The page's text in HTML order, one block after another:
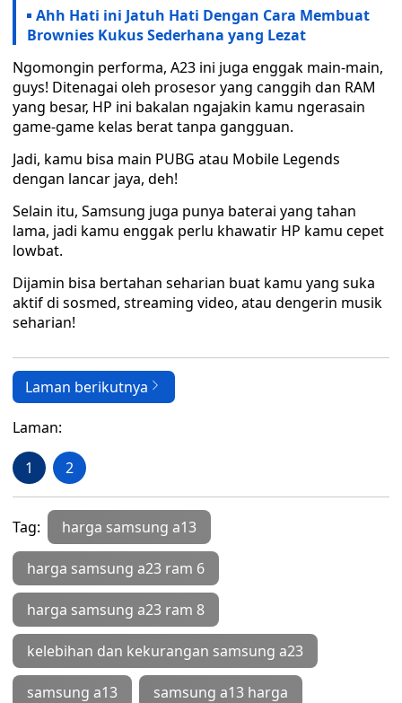
Ahh Hati ini Jatuh Hati Dengan Cara Membuat
Brownies Kukus Sederhana yang Lezat
Ngomongin performa, A23 ini juga enggak main-main,
guys! Ditenagai oleh prosesor yang canggih dan RAM
yang besar, HP ini bakalan ngajakin kamu ngerasain
game-game kelas berat tanpa gangguan.
Jadi, kamu bisa main PUBG atau Mobile Legends
dengan lancar jaya, deh!
Selain itu, Samsung juga punya baterai yang tahan
lama, jadi kamu enggak perlu khawatir HP kamu cepet
lowbat.
Dijamin bisa bertahan seharian buat kamu yang suka
aktif di sosmed, streaming video, atau dengerin musik
seharian!
Laman berikutnya
Laman:
1 2
Tag: harga samsung a13
harga samsung a23 ram 6
harga samsung a23 ram 8
kelebihan dan kekurangan samsung a23
samsung a13 samsung a13 harga